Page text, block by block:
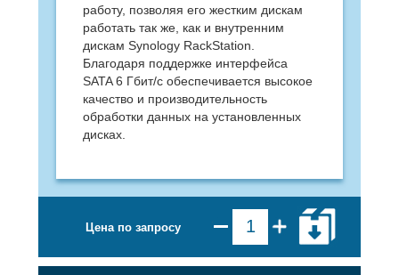
работу, позволяя его жестким дискам
работать так же, как и внутренним
дискам Synology RackStation.
Благодаря поддержке интерфейса
SATA 6 Гбит/с обеспечивается высокое
качество и производительность
обработки данных на установленных
дисках.
Цена по запросу